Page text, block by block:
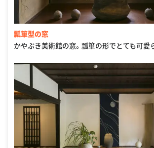
瓢箪型の窓
かやぶき美術館の窓。瓢箪の形でとても可愛